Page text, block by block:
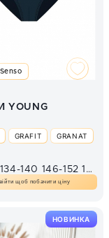
YOUNG
GRAFIT GRANAT
134-140 146-152 158-164
щоб побачити ціну
НОВИНКА